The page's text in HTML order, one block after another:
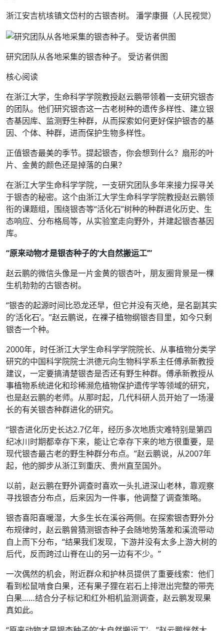
浙江安吉杭垓镇文岱村的古银杏树。 潘学康摄（人民视觉）
研究团队从各地采集的银杏种子。 受访者供图
核心阅读
在浙江大学，生命科学学院教授赵云鹏带领着一支研究银杏
的团队。他们研究银杏这一古老树种的遗传多样性、建立银
杏基因库、监测野生种群，从而探索如何更好保护银杏的基
因、个体、种群，进而保护生物多样性。
正值银杏最美的季节。提起银杏，你会想到什么？扇形的叶
片、金黄的颜色还是掉落的白果？
在浙江大学生命科学学院，一支研究团队多年来接力探寻关
于银杏的秘密。这个由浙江大学生命科学学院教授赵云鹏领
衔的课题组，围绕银杏等“活化石”树种的种群进化历史、生
态响应、分布格局等，从实验室走向野外，并建起银杏基因
库。
“原来动物才是银杏种子的‘大自然搬运工’”
赵云鹏的微信头像是一片金黄的银杏叶，朋友圈背景是一棵
生机勃勃的古银杏树。
“银杏的起源时间比恐龙还早，但它并没有灭绝，是名副其实
的‘活化石’。”赵云鹏说，在裸子植物纲银杏目里，如今只剩
银杏一个种。
2000年，时任浙江大学生命科学学院院长、从事植物分类学
研究的中国科学院院士洪德元向生物科学系主任傅承新教授
建议，一定要搞清楚银杏是否还有野生种群。傅承新教授从
事植物系统进化和珍稀濒危植物保护遗传学等领域的研究，
也是赵云鹏的老师。从那时起，几代科研人员开始了一场漫
长的有关银杏种群进化的研究。
“银杏进化历史长达2.7亿年，经历多次地质灾难特别是第四
纪冰川时期都幸存下来，能让它幸存下来的地方很重要，是
现代银杏最古老的野生种群分布点。”赵云鹏说，从2007年
起，他的脚步从浙江到重庆、贵州直至国外。
以前，赵云鹏在野外调查时喜欢一头扎进深山老林，靠观察
寻找银杏分布点，后来因为一件事，他调整了调查策略。
银杏喜阳喜暖湿，大多生长在溪谷两侧。在探索银杏野外分
布规律时，赵云鹏曾猜测银杏种子会随地势落差和溪流带动
自上而下分布，“结果我们发现，下游并没有太多上游大树的
后代，反而跨过山脊在山的另一边有不少。”
一次偶然的机会，附近群众和护林员提供了重要线索：他们
看到松鼠啃食白果，还有果子狸在岩石上排泄出完整的带壳
白果……结合分子标记和红外相机监测调查，赵云鹏发现果
真如此。